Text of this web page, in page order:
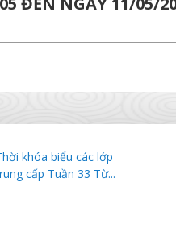
khóa biểu các lớp
cấp Tuần 33 Từ...